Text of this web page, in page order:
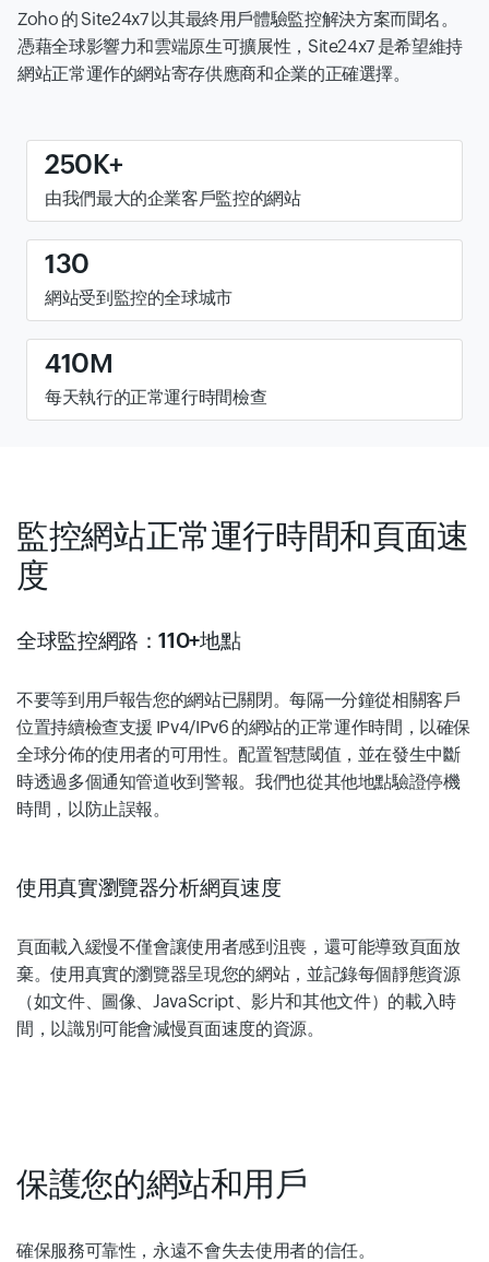
Zoho 的 Site24x7 以其最終用戶體驗監控解決方案而聞名。
憑藉全球影響力和雲端原生可擴展性，Site24x7 是希望維持
網站正常運作的網站寄存供應商和企業的正確選擇。
250K+
由我們最大的企業客戶監控的網站
130
網站受到監控的全球城市
410M
每天執行的正常運行時間檢查
監控網站正常運行時間和頁面速
度
全球監控網路：110+地點
不要等到用戶報告您的網站已關閉。每隔一分鐘從相關客戶
位置持續檢查支援 IPv4/IPv6 的網站的正常運作時間，以確保
全球分佈的使用者的可用性。配置智慧閾值，並在發生中斷
時透過多個通知管道收到警報。我們也從其他地點驗證停機
時間，以防止誤報。
使用真實瀏覽器分析網頁速度
頁面載入緩慢不僅會讓使用者感到沮喪，還可能導致頁面放
棄。使用真實的瀏覽器呈現您的網站，並記錄每個靜態資源
（如文件、圖像、JavaScript、影片和其他文件）的載入時
間，以識別可能會減慢頁面速度的資源。
保護您的網站和用戶
確保服務可靠性，永遠不會失去使用者的信任。